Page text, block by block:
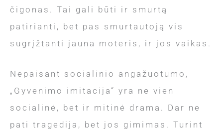
čigonas. Tai gali būti ir smurtą
patirianti, bet pas smurtautoją vis
sugrįžtanti jauna moteris, ir jos vaikas.
Nepaisant socialinio angažuotumo,
„Gyvenimo imitacija“ yra ne vien
socialinė, bet ir mitinė drama. Dar ne
pati tragedija, bet jos gimimas. Turint